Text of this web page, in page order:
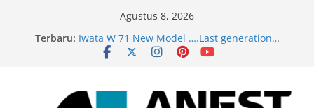
Agustus 8, 2026
Terbaru: Iwata W 71 New Model ….Last generation…
Wider 1 Iwata Spray Gun
anti static spray gun